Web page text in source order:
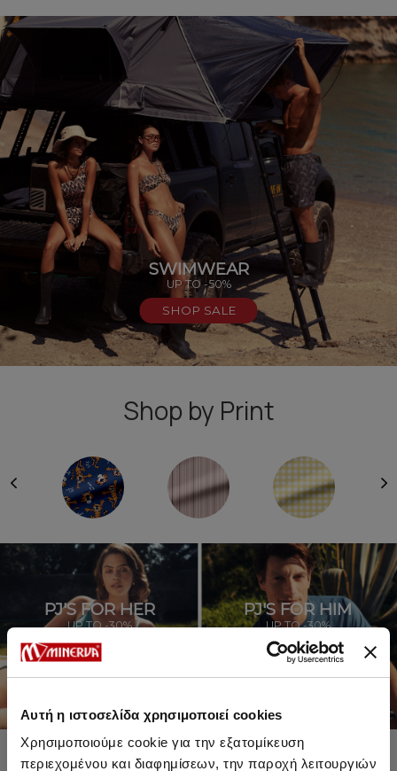
Αυτή η ιστοσελίδα χρησιμοποιεί cookies
Χρησιμοποιούμε cookie για την εξατομίκευση
περιεχομένου και διαφημίσεων, την παροχή λειτουργιών
SWIMWEAR
UP TO -50%
SHOP SALE
Shop by Print
PJ'S FOR HER
UP TO -30%
SHOP SALE
PJ'S FOR HIM
UP TO -30%
SHOP SALE